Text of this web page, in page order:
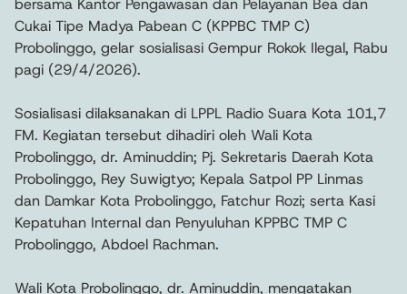
Cukai Tipe Madya Pabean C (KPPBC TMP C)
Probolinggo, gelar sosialisasi Gempur Rokok Ilegal, Rabu
pagi (29/4/2026).
Sosialisasi dilaksanakan di LPPL Radio Suara Kota 101,7
FM. Kegiatan tersebut dihadiri oleh Wali Kota
Probolinggo, dr. Aminuddin; Pj. Sekretaris Daerah Kota
Probolinggo, Rey Suwigtyo; Kepala Satpol PP Linmas
dan Damkar Kota Probolinggo, Fatchur Rozi; serta Kasi
Kepatuhan Internal dan Penyuluhan KPPBC TMP C
Probolinggo, Abdoel Rachman.
Wali Kota Probolinggo, dr. Aminuddin, mengatakan